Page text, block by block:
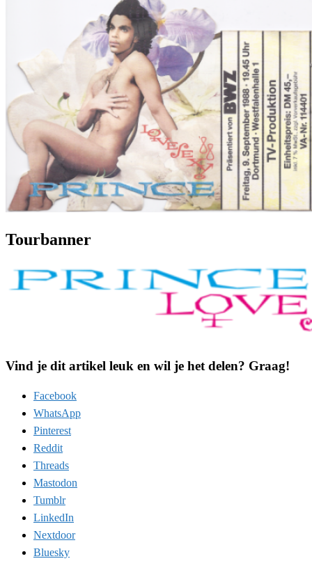
Tourbanner
Vind je dit artikel leuk en wil je het delen? Graag!
Facebook
WhatsApp
Pinterest
Reddit
Threads
Mastodon
Tumblr
LinkedIn
Nextdoor
Bluesky